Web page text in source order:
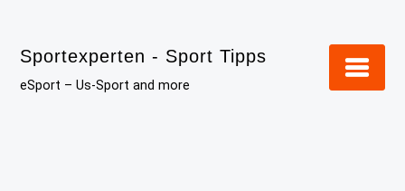
content
Sportexperten - Sport Tipps
eSport – Us-Sport and more